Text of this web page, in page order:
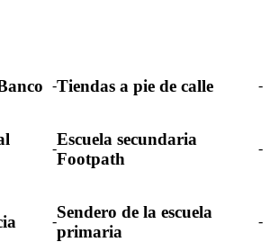
-Tiendas a pie de calle -
-Escuela secundaria
Footpath
-
-Sendero de la escuela
primaria
-